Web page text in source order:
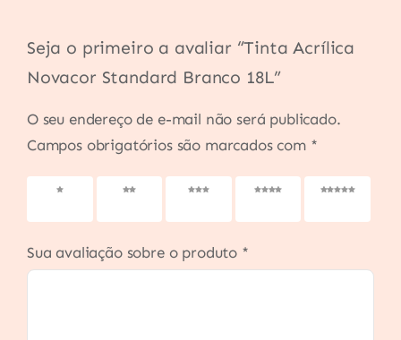
Seja o primeiro a avaliar “Tinta Acrílica
Novacor Standard Branco 18L”
O seu endereço de e-mail não será publicado.
Campos obrigatórios são marcados com *
1 de 5
2 de 5
3 de 5
4 de 5
5 de 5
Sua avaliação sobre o produto *